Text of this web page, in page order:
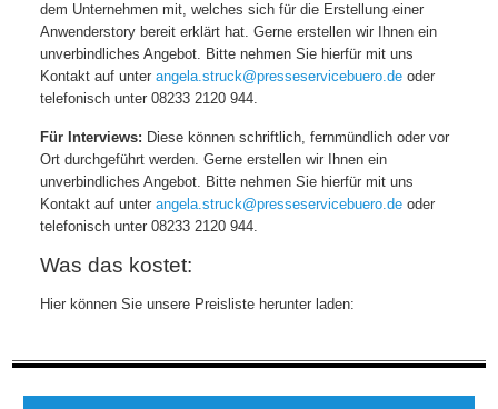
dem Unternehmen mit, welches sich für die Erstellung einer
Anwenderstory bereit erklärt hat. Gerne erstellen wir Ihnen ein
unverbindliches Angebot. Bitte nehmen Sie hierfür mit uns
Kontakt auf unterangela.struck@presseservicebuero.de oder
telefonisch unter 08233 2120 944.
Für Interviews: Diese können schriftlich, fernmündlich oder vor
Ort durchgeführt werden. Gerne erstellen wir Ihnen ein
unverbindliches Angebot. Bitte nehmen Sie hierfür mit uns
Kontakt auf unterangela.struck@presseservicebuero.de oder
telefonisch unter 08233 2120 944.
Was das kostet:
Hier können Sie unsere Preisliste herunter laden: